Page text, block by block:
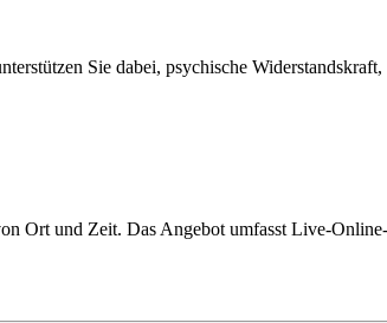
Sie dabei, psychische
Ort und Zeit. Das Angebot umfasst Live-